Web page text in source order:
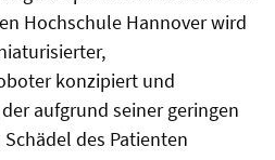
Hochschule Hannover wird
konzipiert und
aufgrund seiner geringen
des Patienten